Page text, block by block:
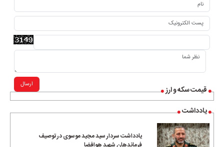
قیمت سکه و ارز
یادداشت
یادداشت سردار سید مجید موسوی در توصیف
فرماندهان شهید هوافضا
ارسال